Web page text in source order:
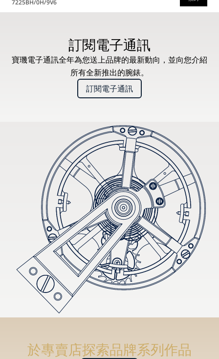
7225BH/0H/9V6
訂閱電子通訊
寶璣電子通訊全年為您送上品牌的最新動向，並向您介紹
所有全新推出的腕錶。
訂閱電子通訊
於專賣店探索品牌系列作品